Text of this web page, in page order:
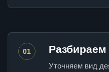
01
Уточняем вид